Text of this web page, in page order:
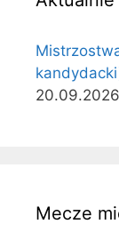
20.09.2026
Mecze